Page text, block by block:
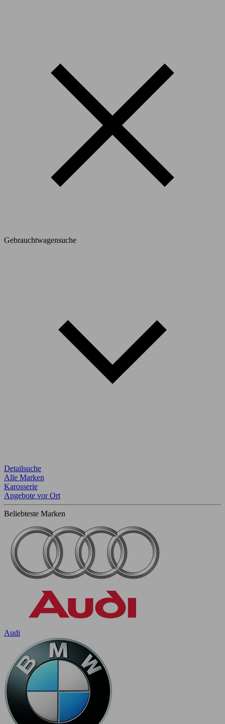
Gebrauchtwagensuche
Detailsuche
Alle Marken
Karosserie
Angebote vor Ort
Beliebteste Marken
Audi